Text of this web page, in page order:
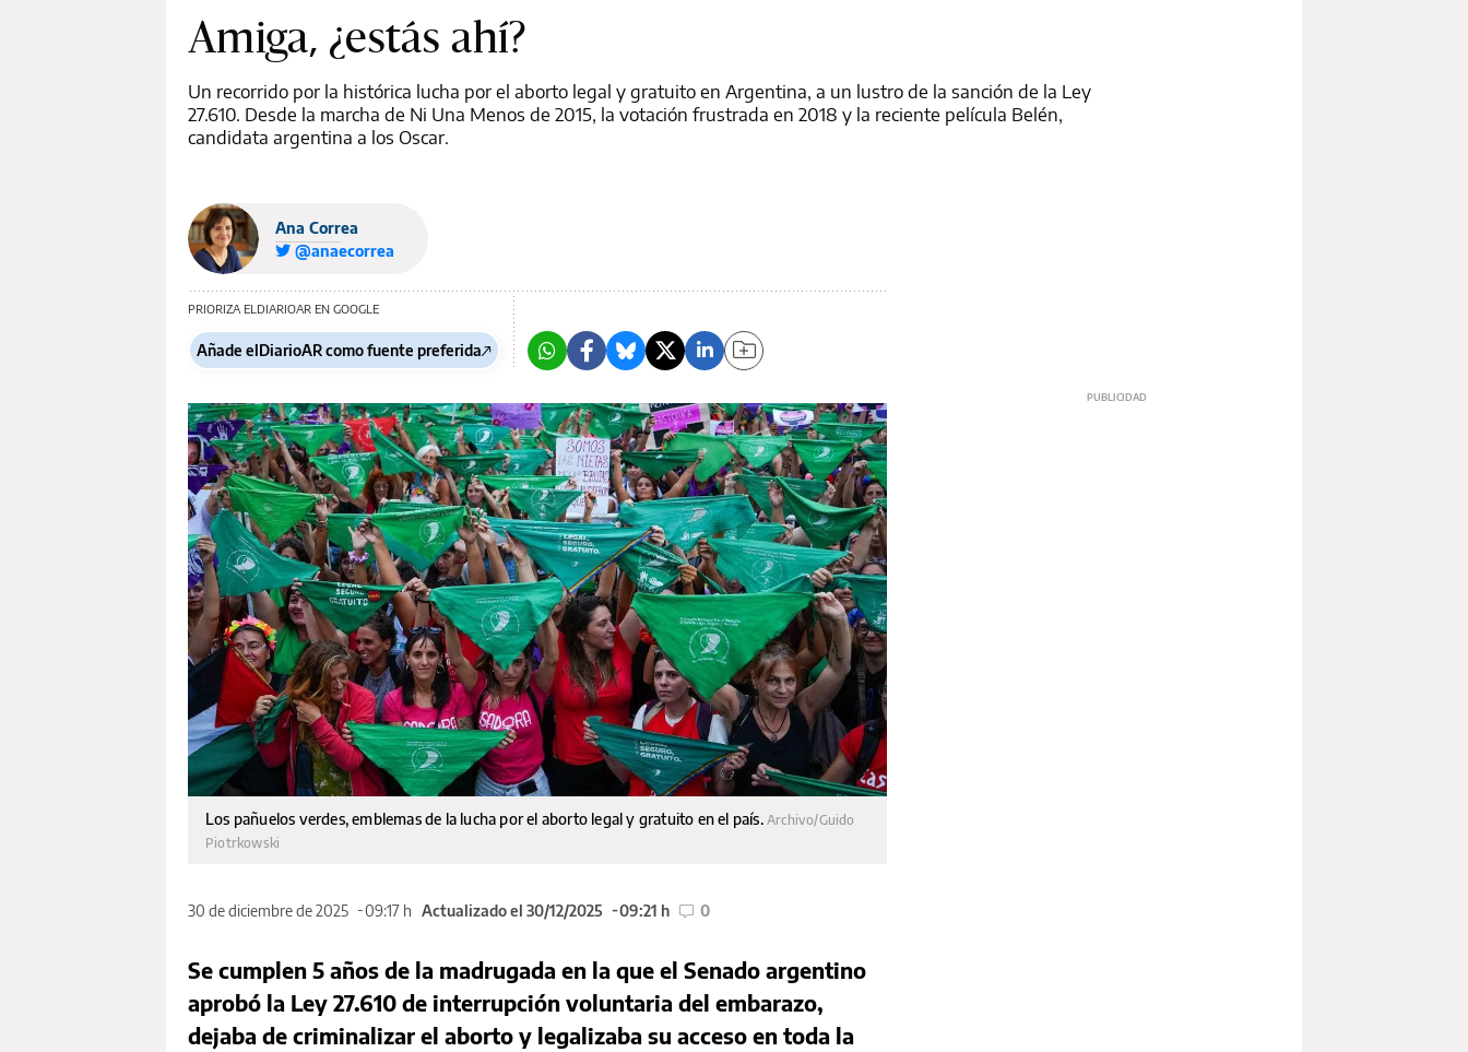
Amiga, ¿estás ahí?
Un recorrido por la histórica lucha por el aborto legal y gratuito en Argentina, a un lustro de la sanción de la Ley
27.610. Desde la marcha de Ni Una Menos de 2015, la votación frustrada en 2018 y la reciente película Belén,
candidata argentina a los Oscar.
Ana Correa
@anaecorrea
PRIORIZA ELDIARIOAR EN GOOGLE
Añade elDiarioAR como fuente preferida
Los pañuelos verdes, emblemas de la lucha por el aborto legal y gratuito en el país. Archivo/Guido
Piotrkowski
30 de diciembre de 2025 09:17 h Actualizado el 30/12/2025 09:21 h 0
Se cumplen 5 años de la madrugada en la que el Senado argentino
aprobó la Ley 27.610 de interrupción voluntaria del embarazo,
dejaba de criminalizar el aborto y legalizaba su acceso en toda la